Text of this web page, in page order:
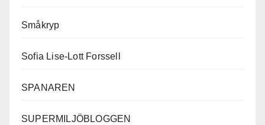
Småkryp
Sofia Lise-Lott Forssell
SPANAREN
SUPERMILJÖBLOGGEN